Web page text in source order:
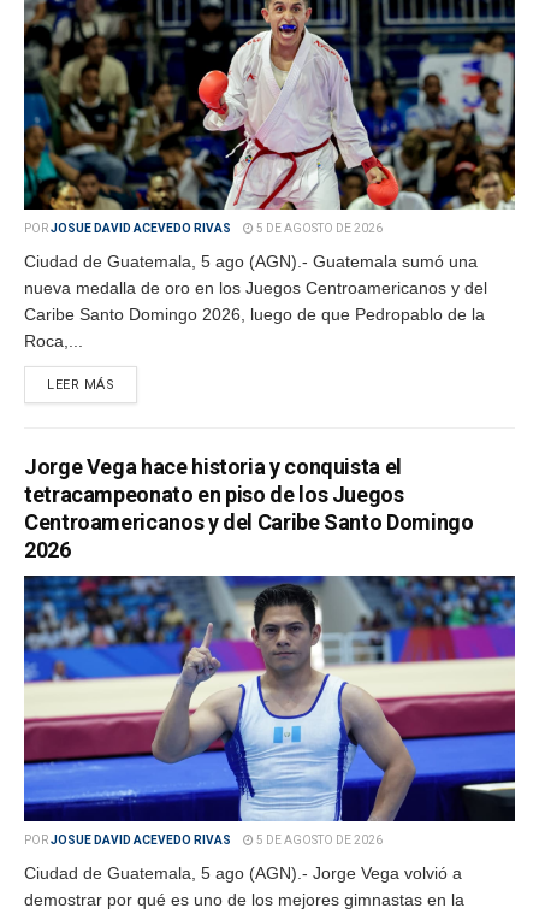
PORJOSUE DAVID ACEVEDO RIVAS 5 DE AGOSTO DE 2026
Ciudad de Guatemala, 5 ago (AGN).- Guatemala sumó una
nueva medalla de oro en los Juegos Centroamericanos y del
Caribe Santo Domingo 2026, luego de que Pedropablo de la
Roca,...
LEER MÁS
Jorge Vega hace historia y conquista el
tetracampeonato en piso de los Juegos
Centroamericanos y del Caribe Santo Domingo
2026
PORJOSUE DAVID ACEVEDO RIVAS 5 DE AGOSTO DE 2026
Ciudad de Guatemala, 5 ago (AGN).- Jorge Vega volvió a
demostrar por qué es uno de los mejores gimnastas en la